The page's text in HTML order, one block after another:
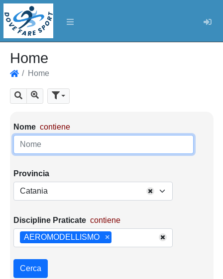
Home
Home
Cerca Mostra tutti i risultati
Parametri di ricerca
Nome contiene
Provincia
Catania
Discipline Praticate contiene
×
AEROMODELLISMO
Cerca